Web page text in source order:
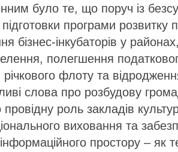
було те, що поруч із
програми розвитку
бізнес-інкубаторів у
полегшення
флоту та
слова про розбудову
провідну роль закладів
виховання та
простору – як